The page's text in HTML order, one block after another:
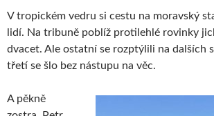
V tropickém vedru si cestu na moravský
lidí. Na tribuně poblíž protilehlé rovinky
dvacet. Ale ostatní se rozptýlili na dalších
třetí se šlo bez nástupu na věc.
A pěkně